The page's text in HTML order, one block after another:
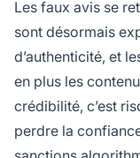
Les faux avis se
sont désormais
d’authenticité, et
en plus les
crédibilité, c’est
perdre la